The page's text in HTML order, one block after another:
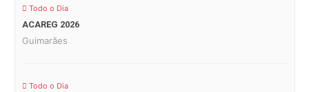
Todo o Dia
ACAREG 2026
Guimarães
Todo o Dia